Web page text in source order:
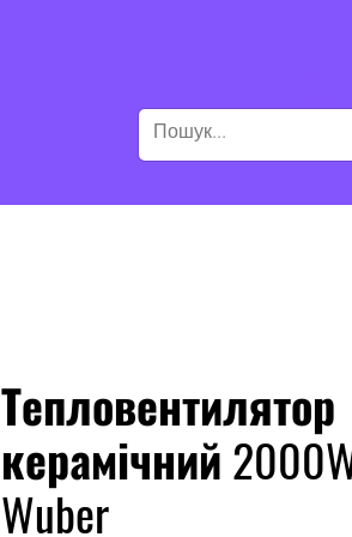
Тепловентилятор
керамічний
Wuber